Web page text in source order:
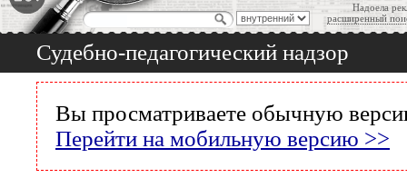
Надоела
расширенный
Судебно-педагогический надзор
Вы просматриваете обычную
Перейти на мобильную версию >>